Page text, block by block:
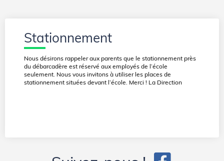
Stationnement
Nous désirons rappeler aux parents que le stationnement près
du débarcadère est réservé aux employés de l’école
seulement. Nous vous invitons à utiliser les places de
stationnement situées devant l’école. Merci ! La Direction